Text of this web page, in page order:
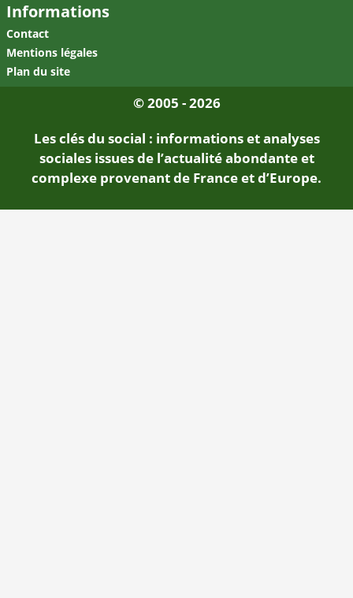
Informations
Contact
Mentions légales
Plan du site
© 2005 - 2026
Les clés du social : informations et analyses
sociales issues de l’actualité abondante et
complexe provenant de France et d’Europe.